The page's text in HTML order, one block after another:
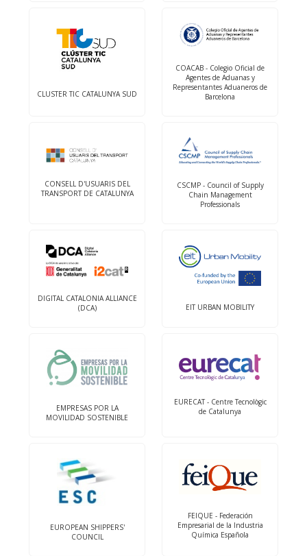
CLUSTER TIC CATALUNYA SUD
COACAB - Colegio Oficial de
Agentes de Aduanas y
Representantes Aduaneros de
Barcelona
CONSELL D'USUARIS DEL
TRANSPORT DE CATALUNYA
CSCMP - Council of Supply
Chain Management
Professionals
DIGITAL CATALONIA ALLIANCE
(DCA)
EIT URBAN MOBILITY
EMPRESAS POR LA
MOVILIDAD SOSTENIBLE
EURECAT - Centre Tecnològic
de Catalunya
EUROPEAN SHIPPERS'
COUNCIL
FEIQUE - Federación
Empresarial de la Industria
Química Española